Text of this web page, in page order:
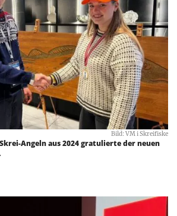
Bild: VM i Skreifiske
Angeln aus 2024 gratulierte der neuen